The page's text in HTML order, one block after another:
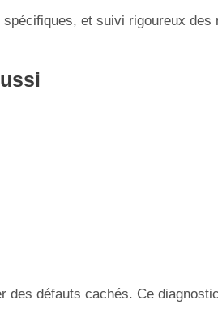
et suivi rigoureux
des défauts cachés. Ce